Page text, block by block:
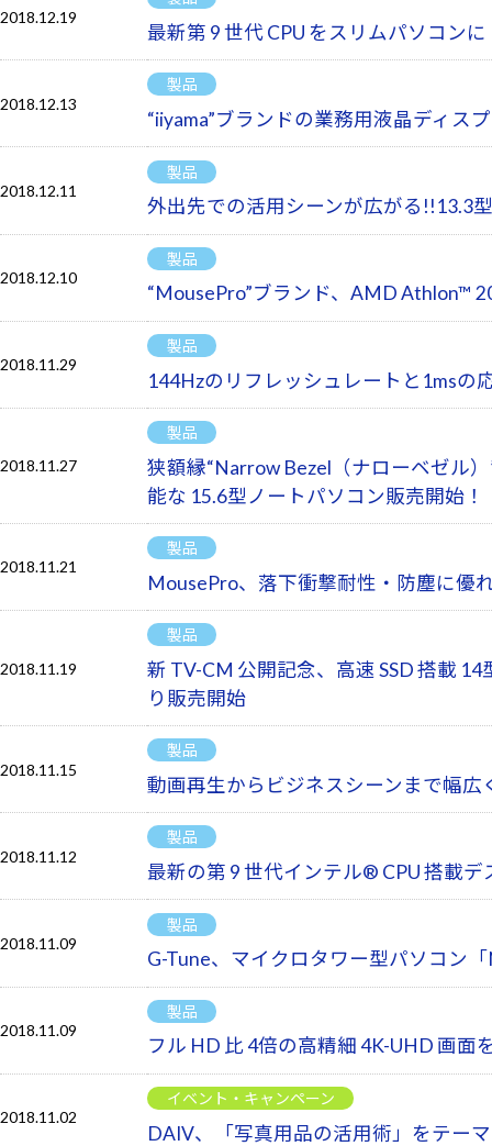
2018.12.19
最新第 9 世代 CPU をスリムパソコン
2018.12.13
製品
“iiyama”ブランドの業務用液晶ディス
2018.12.11
製品
外出先での活用シーンが広がる!!13.3
2018.12.10
製品
“MousePro”ブランド、AMD Athlon™
2018.11.29
製品
144Hzのリフレッシュレートと1msの
2018.11.27
製品
狭額縁“Narrow Bezel（ナローベゼル
能な 15.6型ノートパソコン販売開始！
2018.11.21
製品
MousePro、落下衝撃耐性・防塵に優
2018.11.19
製品
新 TV-CM 公開記念、高速 SSD 搭載
り販売開始
2018.11.15
製品
動画再生からビジネスシーンまで幅広
2018.11.12
製品
最新の第 9 世代インテル® CPU 搭載
2018.11.09
製品
G-Tune、マイクロタワー型パソコン
2018.11.09
製品
フル HD 比 4倍の高精細 4K-UHD 画
2018.11.02
イベント・キャンペーン
DAIV、「写真用品の活用術」をテー